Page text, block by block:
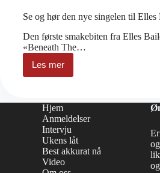
Se og hør den nye singelen til Elles
Den første smakebiten fra Elles
«Beneath The…
Les mer
Se
og
nye
singelen
til
Elles
Bailey
her
Hjem
Anmeldelser
Intervju
Ukens låt
Best akkurat nå
Video